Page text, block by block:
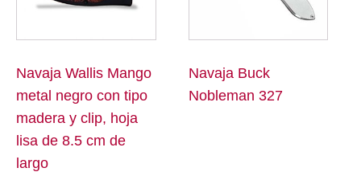
Navaja Wallis Mango
metal negro con tipo
madera y clip, hoja
lisa de 8.5 cm de
largo
Navaja Buck
Nobleman 327